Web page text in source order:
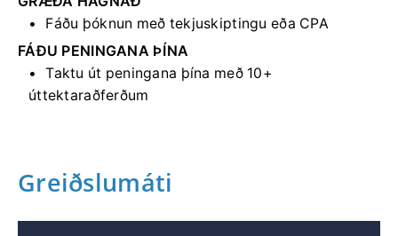
Fáðu þóknun með tekjuskiptingu eða CPA
FÁÐU PENINGANA ÞÍNA
Taktu út peningana þína með 10+
úttektaraðferðum
Greiðslumáti